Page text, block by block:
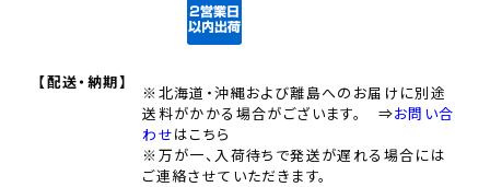
【配送・納期】
※北海道・沖縄および離島へのお届けに別途
送料がかかる場合がございます。 ⇒お問い合
わせはこちら
※万が一、入荷待ちで発送が遅れる場合には
ご連絡させていただきます。